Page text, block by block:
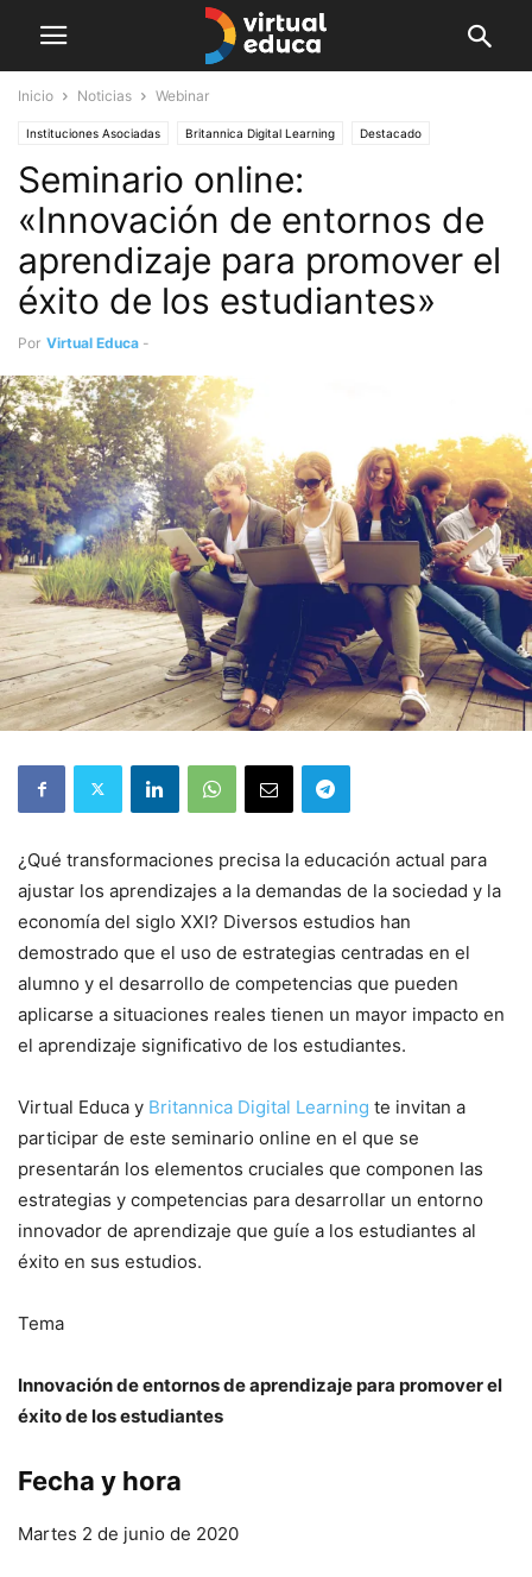
Inicio Noticias Webinar
Instituciones Asociadas Britannica Digital Learning Destacado
Institucional Instituciones asociadas
Seminario online:
«Innovación de entornos de
aprendizaje para promover el
éxito de los estudiantes»
Por Virtual Educa -
¿Qué transformaciones precisa la educación actual para
ajustar los aprendizajes a la demandas de la sociedad y la
economía del siglo XXI? Diversos estudios han
demostrado que el uso de estrategias centradas en el
alumno y el desarrollo de competencias que pueden
aplicarse a situaciones reales tienen un mayor impacto en
el aprendizaje significativo de los estudiantes.
Virtual Educa y Britannica Digital Learning te invitan a
participar de este seminario online en el que se
presentarán los elementos cruciales que componen las
estrategias y competencias para desarrollar un entorno
innovador de aprendizaje que guíe a los estudiantes al
éxito en sus estudios.
Tema
Innovación de entornos de aprendizaje para promover el
éxito de los estudiantes
Fecha y hora
Martes 2 de junio de 2020